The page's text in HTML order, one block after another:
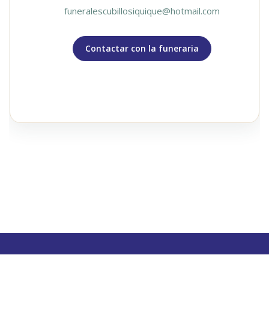
funeralescubillosiquique@hotmail.com
Contactar con la funeraria
Contactar con Tanatorio